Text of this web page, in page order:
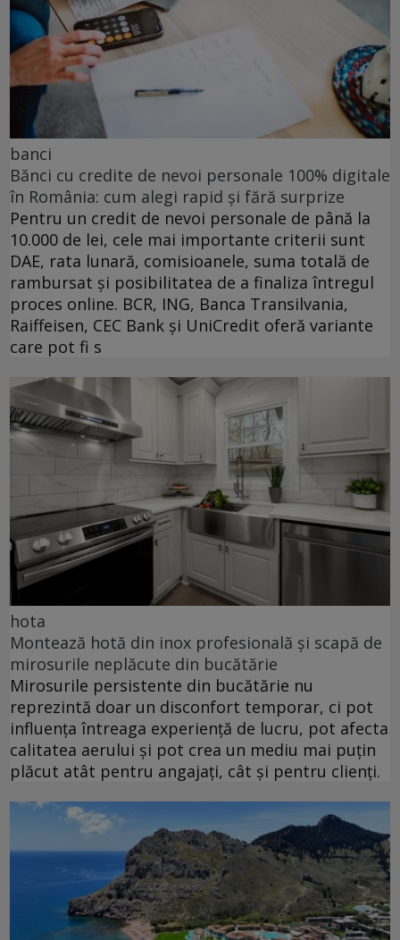
banci
Bănci cu credite de nevoi personale 100% digitale
în România: cum alegi rapid și fără surprize
Pentru un credit de nevoi personale de până la
10.000 de lei, cele mai importante criterii sunt
DAE, rata lunară, comisioanele, suma totală de
rambursat și posibilitatea de a finaliza întregul
proces online. BCR, ING, Banca Transilvania,
Raiffeisen, CEC Bank și UniCredit oferă variante
care pot fi s
hota
Montează hotă din inox profesională și scapă de
mirosurile neplăcute din bucătărie
Mirosurile persistente din bucătărie nu
reprezintă doar un disconfort temporar, ci pot
influența întreaga experiență de lucru, pot afecta
calitatea aerului și pot crea un mediu mai puțin
plăcut atât pentru angajați, cât și pentru clienți.